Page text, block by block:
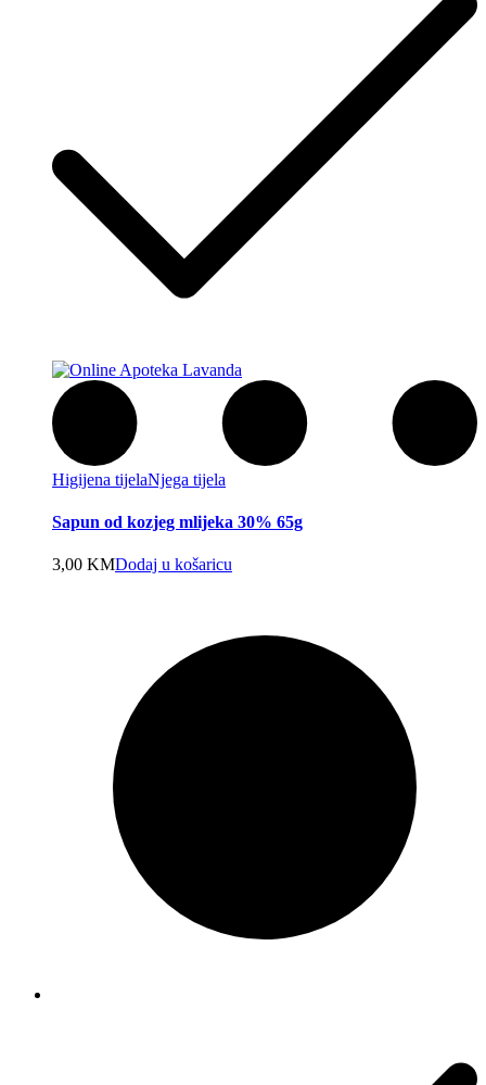
Higijena tijelaNjega tijela
Sapun od kozjeg mlijeka 30% 65g
3,00 KMDodaj u košaricu